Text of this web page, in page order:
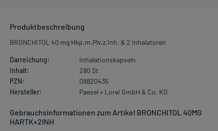
Produktbeschreibung
BRONCHITOL 40 mg Hkp.m.Plv.z.Inh. & 2 Inhalatoren
Darreichung:
Inhalationskapseln
Inhalt:
280 St
PZN:
08820435
Hersteller:
Paesel + Lorei GmbH & Co. KG
Gebrauchsinformationen zum Artikel BRONCHITOL 40MG
HARTK+2INH